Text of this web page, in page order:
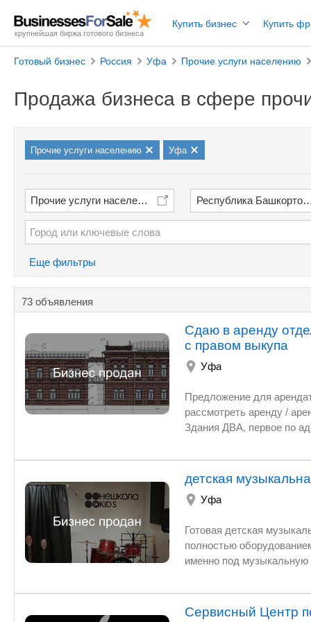
крупнейшая биржа готового бизнеса
Купить бизнес Купить
Готовый бизнес Россия Уфа Прочие услуги населению
Продажа бизнеса в сфере
Прочие услуги населению Уфа
Прочие услуги населению Республика
Еще фильтры
73 объявления
Cдаю в аренду
с правом выкупа
Уфа
Предложение для
рассмотреть аренду / аренду с правом
Здания ДВА, первое по адресу: г. Уфа, ул. Цюрупы, д. 50
3000 руб/м2 (в получистовой отделке) Второе соседнее: г.
планировка Цена аренды: 3000
детская
Уфа
Готовая детская
полностью оборудованием,
именно под музыкальную школу (полностью со
привлечение клиентов. Уже
заходят сами. Цена
Сервисный Центр